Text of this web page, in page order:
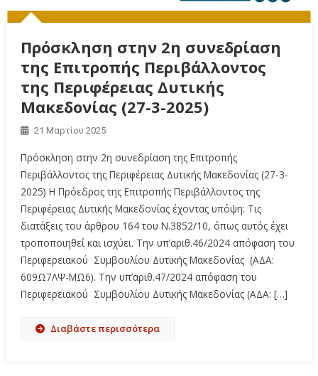
Πρόσκληση στην 2η συνεδρίαση
της Επιτροπής Περιβάλλοντος
της Περιφέρειας Δυτικής
Μακεδονίας (27-3-2025)
21 Μαρτίου 2025
Πρόσκληση στην 2η συνεδρίαση της Επιτροπής
Περιβάλλοντος της Περιφέρειας Δυτικής Μακεδονίας (27-3-
2025) Η Πρόεδρος της Επιτροπής Περιβάλλοντος της
Περιφέρειας Δυτικής Μακεδονίας έχοντας υπόψη: Τις
διατάξεις του άρθρου 164 του Ν.3852/10, όπως αυτός έχει
τροποποιηθεί και ισχύει. Την υπ’αριθ.46/2024 απόφαση του
Περιφερειακού Συμβουλίου Δυτικής Μακεδονίας (ΑΔΑ:
609Ω7ΛΨ-ΜΩ6). Την υπ’αριθ.47/2024 απόφαση του
Περιφερειακού Συμβουλίου Δυτικής Μακεδονίας (ΑΔΑ: […]
Διαβάστε περισσότερα